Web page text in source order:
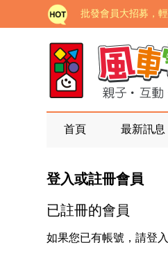
批發會員大招募，
如需更改或重開發
老師您好!!幼教會員
海外購物免煩惱！
家長樂了!「風車書
如需更改或重開發
老師您好!!幼教會員
海外購物免煩惱！
首頁 最新訊息
登入或註冊會員
已註冊的會員
如果您已有帳號，請登入